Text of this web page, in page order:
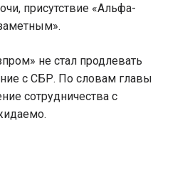
присутствие «Альфа-
не стал продлевать
с СБР. По словам главы
сотрудничества с